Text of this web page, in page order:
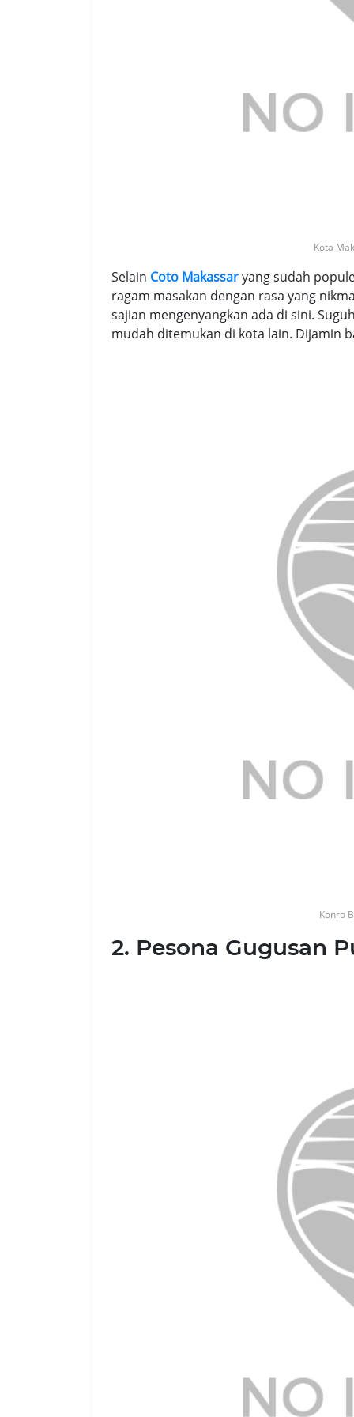
Kota
Selain Coto Makassaryang sudah
ragam masakan dengan rasa yang
sajian mengenyangkan ada di sini.
mudah ditemukan di kota lain. Dijamin
Konro
2. Pesona Gugusan